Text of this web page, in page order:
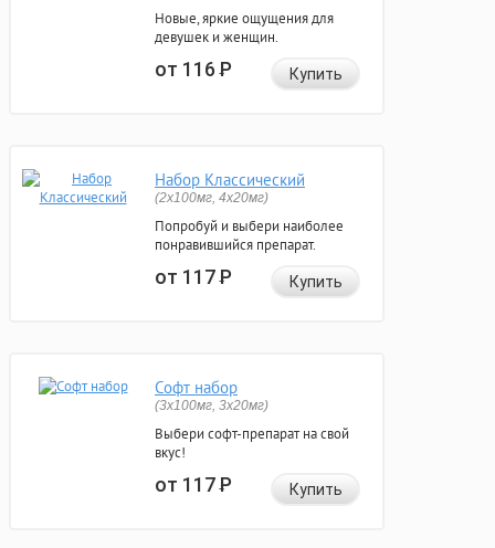
Новые, яркие ощущения для
девушек и женщин.
от 116Р Купить
Набор Классический
(2x100мг, 4x20мг)
Попробуй и выбери наиболее
понравившийся препарат.
от 117Р Купить
Софт набор
(3x100мг, 3x20мг)
Выбери софт-препарат на свой
вкус!
от 117Р Купить